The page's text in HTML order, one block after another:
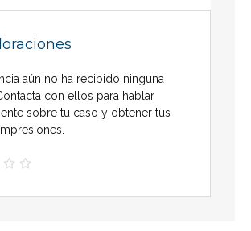
aún no ha recibido ninguna
con ellos para hablar
sobre tu caso y obtener tus
 